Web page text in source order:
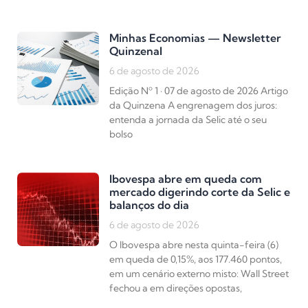
Minhas Economias — Newsletter
Quinzenal
6 de agosto de 2026
Edição Nº 1 · 07 de agosto de 2026 Artigo
da Quinzena A engrenagem dos juros:
entenda a jornada da Selic até o seu
bolso
Ibovespa abre em queda com
mercado digerindo corte da Selic e
balanços do dia
6 de agosto de 2026
O Ibovespa abre nesta quinta-feira (6)
em queda de 0,15%, aos 177.460 pontos,
em um cenário externo misto: Wall Street
fechou a em direções opostas,